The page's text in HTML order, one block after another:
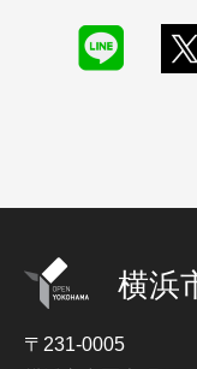
横浜
〒231-0005